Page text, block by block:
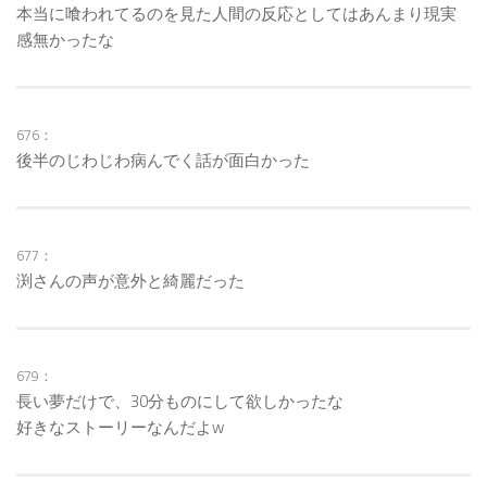
本当に喰われてるのを見た人間の反応としてはあんまり現実
感無かったな
676：
後半のじわじわ病んでく話が面白かった
677：
渕さんの声が意外と綺麗だった
679：
長い夢だけで、30分ものにして欲しかったな
好きなストーリーなんだよw